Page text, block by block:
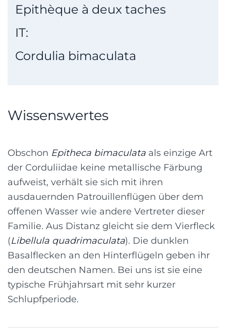
Epithèque à deux taches
IT:
Cordulia bimaculata
Wissenswertes
Obschon Epitheca bimaculata als einzige Art
der Corduliidae keine metallische Färbung
aufweist, verhält sie sich mit ihren
ausdauernden Patrouillenflügen über dem
offenen Wasser wie andere Vertreter dieser
Familie. Aus Distanz gleicht sie dem Vierfleck
(Libellula quadrimaculata). Die dunklen
Basalflecken an den Hinterflügeln geben ihr
den deutschen Namen. Bei uns ist sie eine
typische Frühjahrsart mit sehr kurzer
Schlupfperiode.